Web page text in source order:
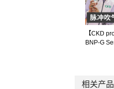
【CKD
BNP-G
相关产品